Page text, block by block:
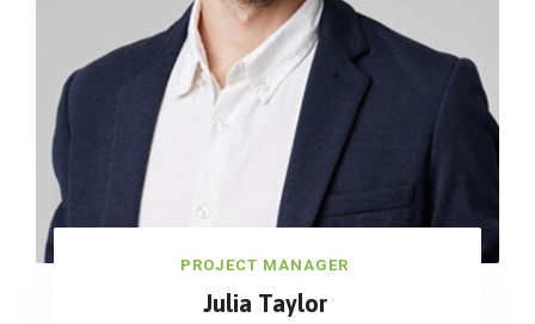
PROJECT MANAGER
Julia Taylor